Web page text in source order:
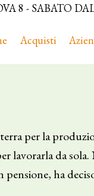
8 - SABATO
Acquisti
per la
lavorarla da
ha